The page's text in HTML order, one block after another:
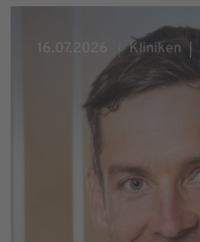
16.07.2026 Kliniken